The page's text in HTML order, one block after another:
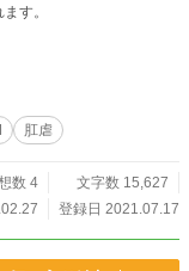
す。
肛虐
数 4
文字数 15,627
登録日 2021.07.17